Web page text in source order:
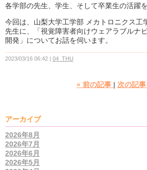
各学部の先生、学生、そして卒業生の活躍
今回は、山梨大学工学部 メカトロニクス工
先生に、「視覚障害者向けウェアラブルナ
開発」についてお話を伺います。
2023/03/16 06:42 04_THU
« 前の記事 次の記事
アーカイブ
2026年8月
2026年7月
2026年6月
2026年5月